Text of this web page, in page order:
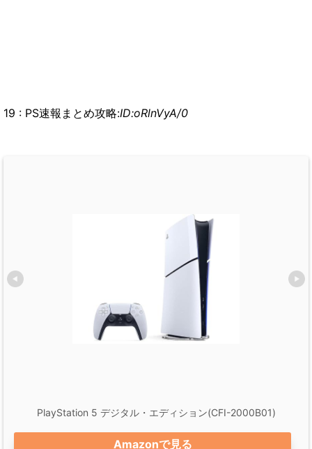
19 : PS速報まとめ攻略:ID:oRlnVyA/0
PlayStation 5 デジタル・エディション(CFI-2000B01)
Amazonで見る